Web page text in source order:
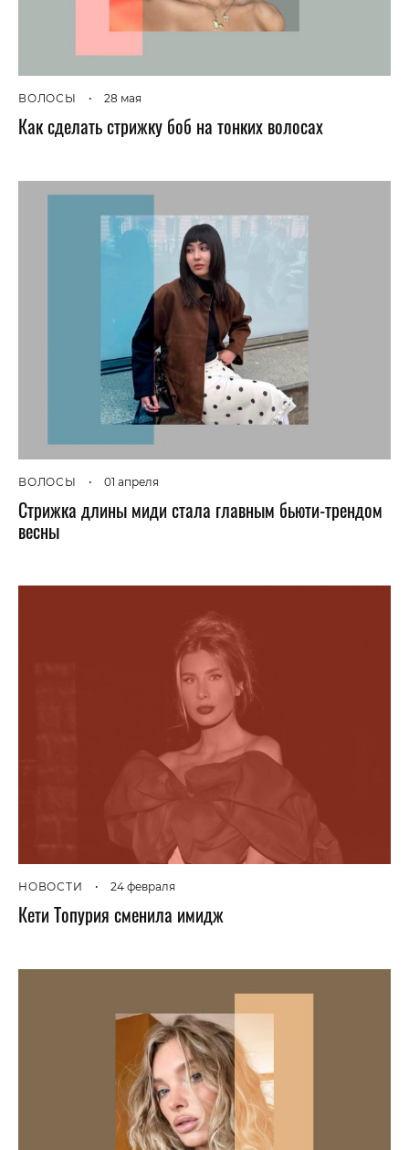
ВОЛОСЫ • 28 мая
Как сделать стрижку боб на тонких волосах
ВОЛОСЫ • 01 апреля
Стрижка длины миди стала главным бьюти-трендом
весны
НОВОСТИ • 24 февраля
Кети Топурия сменила имидж